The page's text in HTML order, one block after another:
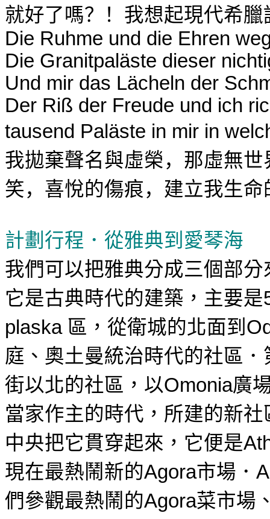
就好了嗎？！我想起現代希臘
Die Ruhme und die Ehren
Die Granitpaläste dieser
Und mir das Lächeln der
Der Riß der Freude und ich
tausend Paläste in mir in
我拋棄聲名與虛榮，那虛無
笑，喜悅的傷痕，建立我生
計劃行程．從雅典到愛琴海
我們可以把雅典分成三個部分
它是古典時代的建築 ， 主要是
plaska 區 ， 從衛城的北面到
庭 、 奧土曼統治時代的社區 ．
街以北的社區 ，以Omonia廣
當家作主的時代 ， 所建的新社
中央把它貫穿起來 ， 它便是
現在最熱鬧新的Agora市場．
們參觀最熱鬧的Agora菜市場